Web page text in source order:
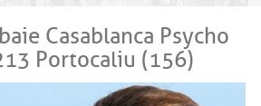
Casablanca Psycho
Portocaliu (156)